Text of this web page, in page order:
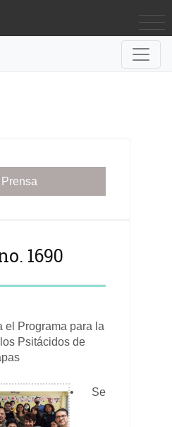
1690
el Programa para la
Psitácidos de
• Se